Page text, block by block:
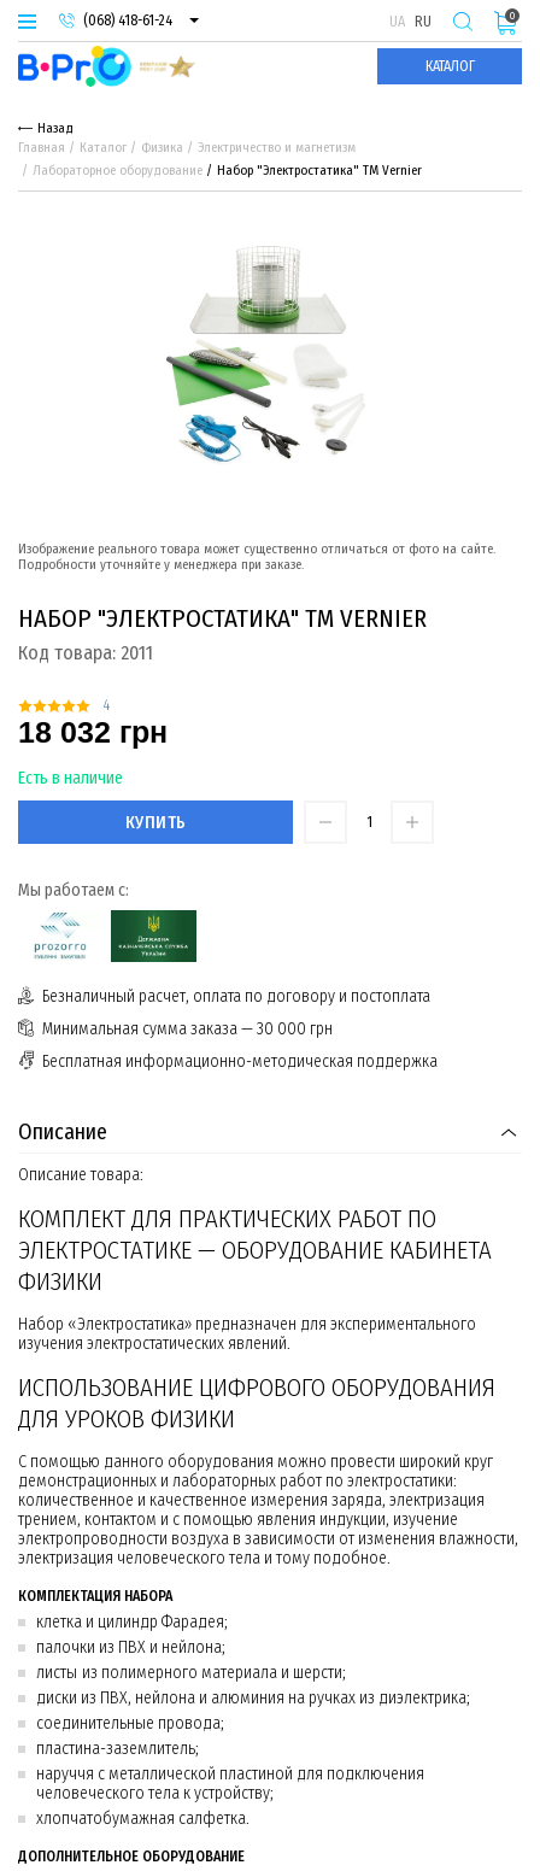
(068) 418-61-24
(093) 974-66-94
(095) 987-29-55
UA RU
КАТАЛОГ
0
Назад
Главная
Каталог Физика
Электричество и магнетизм
Лабораторное оборудование
Набор "Электростатика" TM Vernier
Изображение реального товара может существенно отличаться от фото на сайте.
Подробности уточняйте у менеджера при заказе.
НАБОР "ЭЛЕКТРОСТАТИКА" TM VERNIER
Код товара: 2011
4
18 032 грн
Есть в наличие
КУПИТЬ
Мы работаем с:
Безналичный расчет, оплата по договору и постоплата
Минимальная сумма заказа — 30 000 грн
Бесплатная информационно-методическая поддержка
Описание
Описание товара:
КОМПЛЕКТ ДЛЯ ПРАКТИЧЕСКИХ РАБОТ ПО
ЭЛЕКТРОСТАТИКЕ — ОБОРУДОВАНИЕ КАБИНЕТА
ФИЗИКИ
Набор «Электростатика» предназначен для экспериментального
изучения электростатических явлений.
ИСПОЛЬЗОВАНИЕ ЦИФРОВОГО ОБОРУДОВАНИЯ
ДЛЯ УРОКОВ ФИЗИКИ
С помощью данного оборудования можно провести широкий круг
демонстрационных и лабораторных работ по электростатики:
количественное и качественное измерения заряда, электризация
трением, контактом и с помощью явления индукции, изучение
электропроводности воздуха в зависимости от изменения влажности,
электризация человеческого тела и тому подобное.
КОМПЛЕКТАЦИЯ НАБОРА
клетка и цилиндр Фарадея;
палочки из ПВХ и нейлона;
листы из полимерного материала и шерсти;
диски из ПВХ, нейлона и алюминия на ручках из диэлектрика;
соединительные провода;
пластина-заземлитель;
наруччя с металлической пластиной для подключения
человеческого тела к устройству;
хлопчатобумажная салфетка.
ДОПОЛНИТЕЛЬНОЕ ОБОРУДОВАНИЕ